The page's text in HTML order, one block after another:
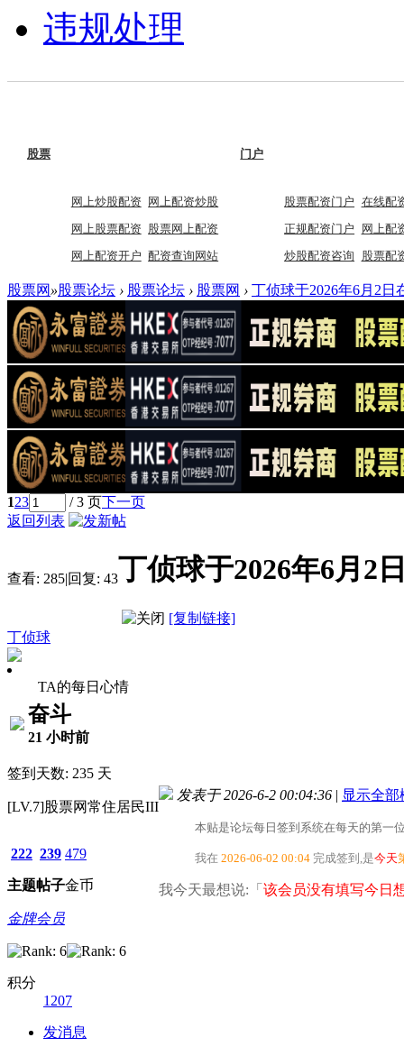
违规处理
股票
网上炒股配资
网上配资炒股
网上股票配资
股票网上配资
网上配资开户 配资查询网站
门户
股票配资门户 在线配
正规配资门户
网上配
炒股配资咨询
股票配
股票网 »股票论坛 › 股票论坛 › 股票网 › 丁侦球于2026年6月2日
123 / 3 页下一页
返回列表
查看: 285|回复: 43丁侦球于2026年6月2
[复制链接]
丁侦球
TA的每日心情
奋斗
21 小时前
签到天数: 235 天
[LV.7]股票网常住居民III
222
主题
239
帖子
479
金币
金牌会员
积分
1207
发消息
发表于 2026-6-2 00:04:36 | 显示全部
本贴是论坛每日签到系统在每天的第一
我在 2026-06-02 00:04 完成签到,是今天
我今天最想说:「 该会员没有填写今日